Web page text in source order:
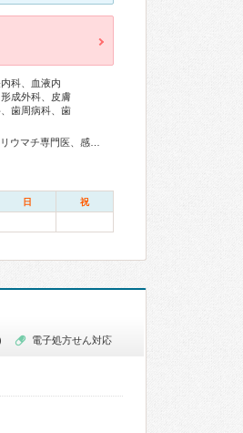
科、血液内
成外科、皮膚
歯周病科、歯
日 祝
電子処方せん対応